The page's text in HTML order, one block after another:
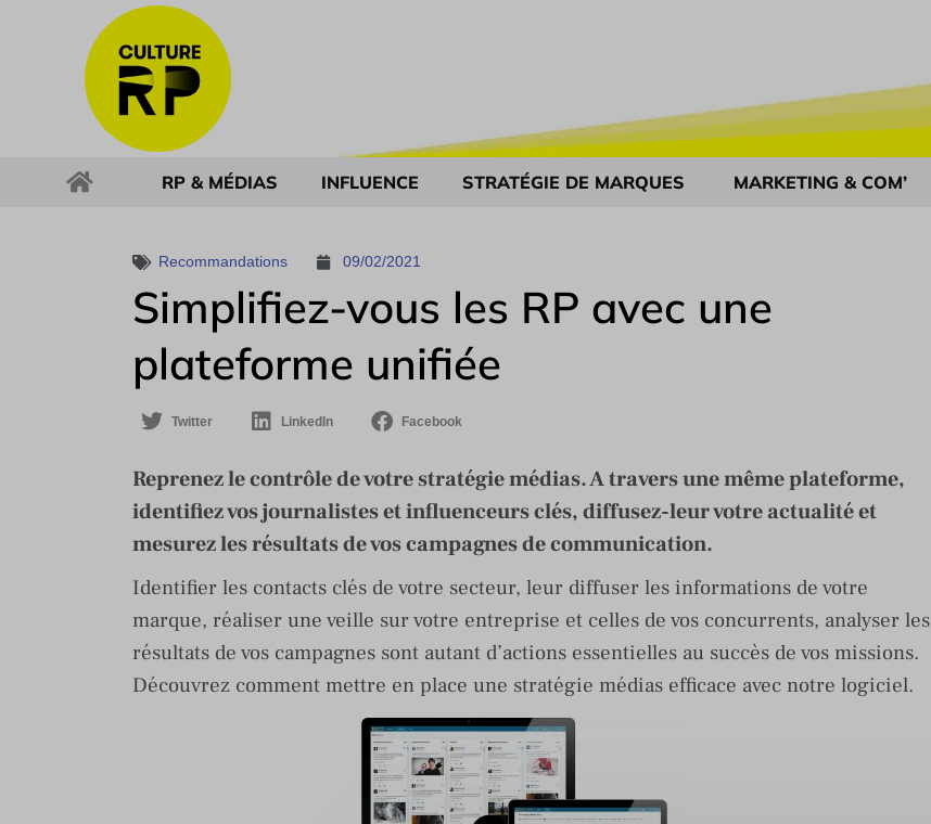
RP & MÉDIAS INFLUENCE STRATÉGIE DE MARQUES MARKETING & COM’
Recommandations 09/02/2021
Simplifiez-vous les RP avec une
plateforme unifiée
Twitter LinkedIn Facebook
Reprenez le contrôle de votre stratégie médias. A travers une même plateforme,
identifiez vos journalistes et influenceurs clés, diffusez-leur votre actualité et
mesurez les résultats de vos campagnes de communication.
Identifier les contacts clés de votre secteur, leur diffuser les informations de votre
marque, réaliser une veille sur votre entreprise et celles de vos concurrents, analyser les
résultats de vos campagnes sont autant d’actions essentielles au succès de vos missions.
Découvrez comment mettre en place une stratégie médias efficace avec notre logiciel.